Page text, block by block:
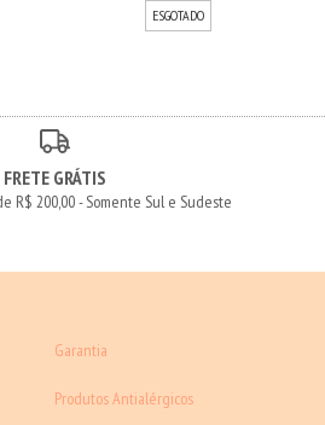
ESGOTADO
FRETE GRÁTIS
R$ 200,00 - Somente Sul e Sudeste
Garantia
Produtos Antialérgicos